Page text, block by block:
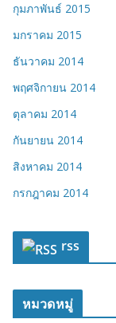
กุมภาพันธ์ 2015
มกราคม 2015
ธันวาคม 2014
พฤศจิกายน 2014
ตุลาคม 2014
กันยายน 2014
สิงหาคม 2014
กรกฎาคม 2014
rss
หมวดหมู่